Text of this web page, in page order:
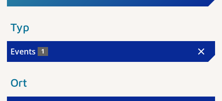
Typ
Events 1
Ort